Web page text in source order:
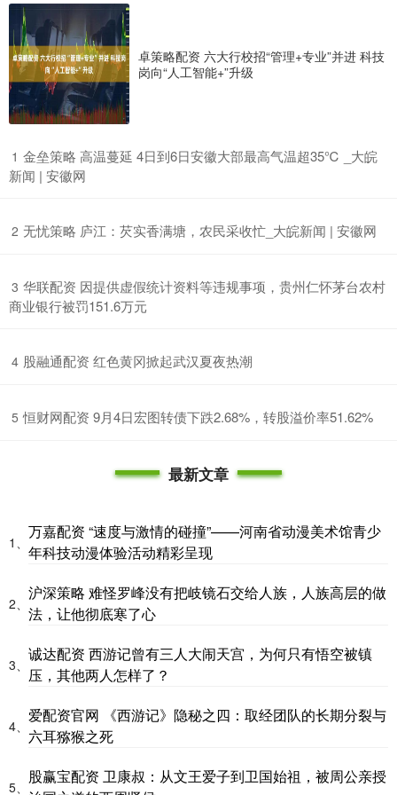
卓策略配资 六大行校招“管理+专业”并进 科技
岗向“人工智能+”升级
1 ​金垒策略 高温蔓延 4日到6日安徽大部最高气温超35℃ _大皖
新闻 | 安徽网
2 ​无忧策略 庐江：芡实香满塘，农民采收忙_大皖新闻 | 安徽网
3 ​华联配资 因提供虚假统计资料等违规事项，贵州仁怀茅台农村
商业银行被罚151.6万元
4 ​股融通配资 红色黄冈掀起武汉夏夜热潮
5 ​恒财网配资 9月4日宏图转债下跌2.68%，转股溢价率51.62%
最新文章
1、
万嘉配资 “速度与激情的碰撞”——河南省动漫美术馆青少
年科技动漫体验活动精彩呈现
2、
沪深策略 难怪罗峰没有把岐镜石交给人族，人族高层的做
法，让他彻底寒了心
3、
诚达配资 西游记曾有三人大闹天宫，为何只有悟空被镇
压，其他两人怎样了？
4、
爱配资官网 《西游记》隐秘之四：取经团队的长期分裂与
六耳猕猴之死
5、
股赢宝配资 卫康叔：从文王爱子到卫国始祖，被周公亲授